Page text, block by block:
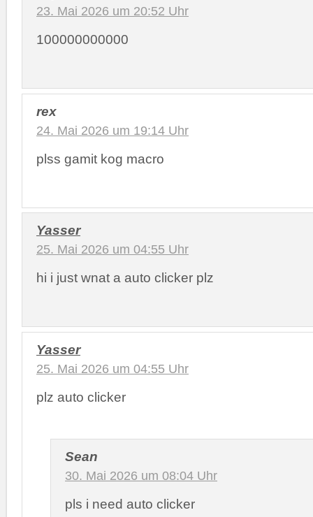
23. Mai 2026 um 20:52 Uhr
100000000000
rex
24. Mai 2026 um 19:14 Uhr
plss gamit kog macro
Yasser
25. Mai 2026 um 04:55 Uhr
hi i just wnat a auto clicker plz
Yasser
25. Mai 2026 um 04:55 Uhr
plz auto clicker
Sean
30. Mai 2026 um 08:04 Uhr
pls i need auto clicker